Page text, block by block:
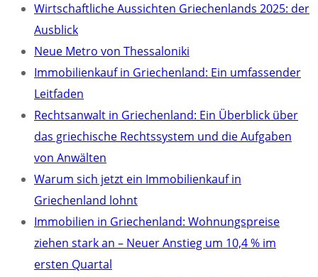
Wirtschaftliche Aussichten Griechenlands 2025: der
Ausblick
Neue Metro von Thessaloniki
Immobilienkauf in Griechenland: Ein umfassender
Leitfaden
Rechtsanwalt in Griechenland: Ein Überblick über
das griechische Rechtssystem und die Aufgaben
von Anwälten
Warum sich jetzt ein Immobilienkauf in
Griechenland lohnt
Immobilien in Griechenland: Wohnungspreise
ziehen stark an – Neuer Anstieg um 10,4 % im
ersten Quartal